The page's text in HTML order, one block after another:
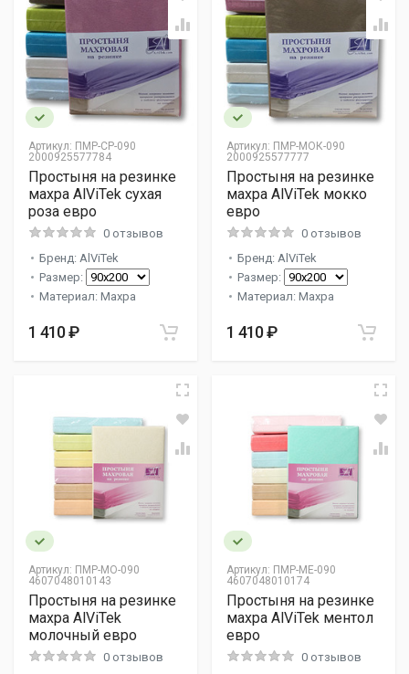
Артикул: ПМР-СР-090
2000925577784
Простыня на резинке
махра AlViTek сухая
роза евро
0 отзывов
Бренд: AlViTek
Размер:
Материал: Махра
1 410 ₽
Артикул: ПМР-МОК-090
2000925577777
Простыня на резинке
махра AlViTek мокко
евро
0 отзывов
Бренд: AlViTek
Размер:
Материал: Махра
1 410 ₽
Артикул: ПМР-МО-090
4607048010143
Простыня на резинке
махра AlViTek
молочный евро
0 отзывов
Артикул: ПМР-МЕ-090
4607048010174
Простыня на резинке
махра AlViTek ментол
евро
0 отзывов